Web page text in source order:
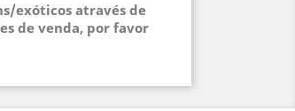
exóticos através de
de venda, por favor